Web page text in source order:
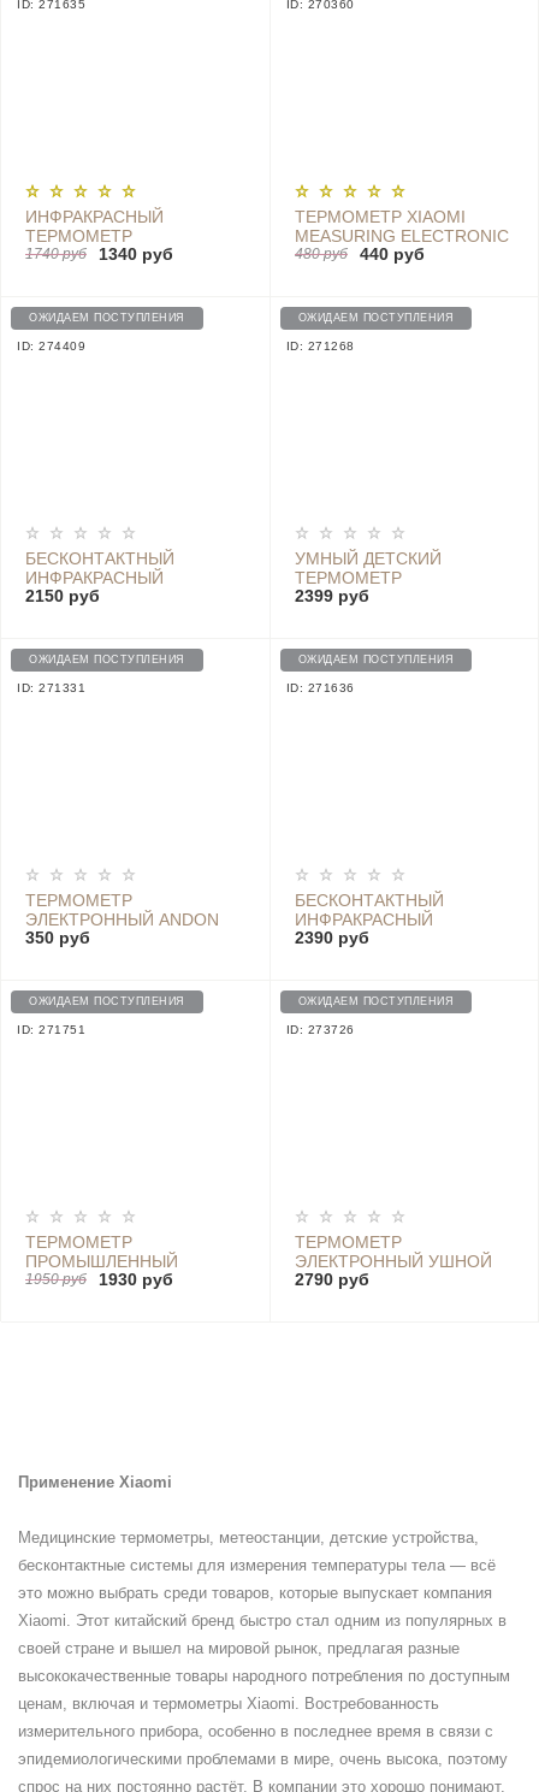
ID: 271635
ИНФРАКРАСНЫЙ
ТЕРМОМЕТР
БЕСКОНТАКТНЫЙ HOCO
1740 руб 1340 руб
ID: 270360
ТЕРМОМЕТР XIAOMI
MEASURING ELECTRONIC
THERMOMETER CUSTOM
480 руб 440 руб
ОЖИДАЕМ ПОСТУПЛЕНИЯ
ID: 274409
БЕСКОНТАКТНЫЙ
ИНФРАКРАСНЫЙ
ТЕРМОМЕТР BERRCOM,
2150 руб
ОЖИДАЕМ ПОСТУПЛЕНИЯ
ID: 271268
УМНЫЙ ДЕТСКИЙ
ТЕРМОМЕТР
MIAOMIAOCE SMART
BLUE
2399 руб
ОЖИДАЕМ ПОСТУПЛЕНИЯ
ID: 271331
ТЕРМОМЕТР
ЭЛЕКТРОННЫЙ ANDON
MEDICAL ELECTRONIC
350 руб
ОЖИДАЕМ ПОСТУПЛЕНИЯ
ID: 271636
БЕСКОНТАКТНЫЙ
ИНФРАКРАСНЫЙ
ТЕРМОМЕТР HOCO
2390 руб
ОЖИДАЕМ ПОСТУПЛЕНИЯ
ID: 271751
ТЕРМОМЕТР
ПРОМЫШЛЕННЫЙ
ИНФРАКРАСНЫЙ AKKU
1950 руб 1930 руб
ОЖИДАЕМ ПОСТУПЛЕНИЯ
ID: 273726
ТЕРМОМЕТР
ЭЛЕКТРОННЫЙ УШНОЙ
ИНФРАКРАСНЫЙ ANDON
2790 руб
Применение Xiaomi
Медицинские термометры, метеостанции, детские устройства,
бесконтактные системы для измерения температуры тела — всё
это можно выбрать среди товаров, которые выпускает компания
Xiaomi. Этот китайский бренд быстро стал одним из популярных в
своей стране и вышел на мировой рынок, предлагая разные
высококачественные товары народного потребления по доступным
ценам, включая и термометры Xiaomi. Востребованность
измерительного прибора, особенно в последнее время в связи с
эпидемиологическими проблемами в мире, очень высока, поэтому
спрос на них постоянно растёт. В компании это хорошо понимают,